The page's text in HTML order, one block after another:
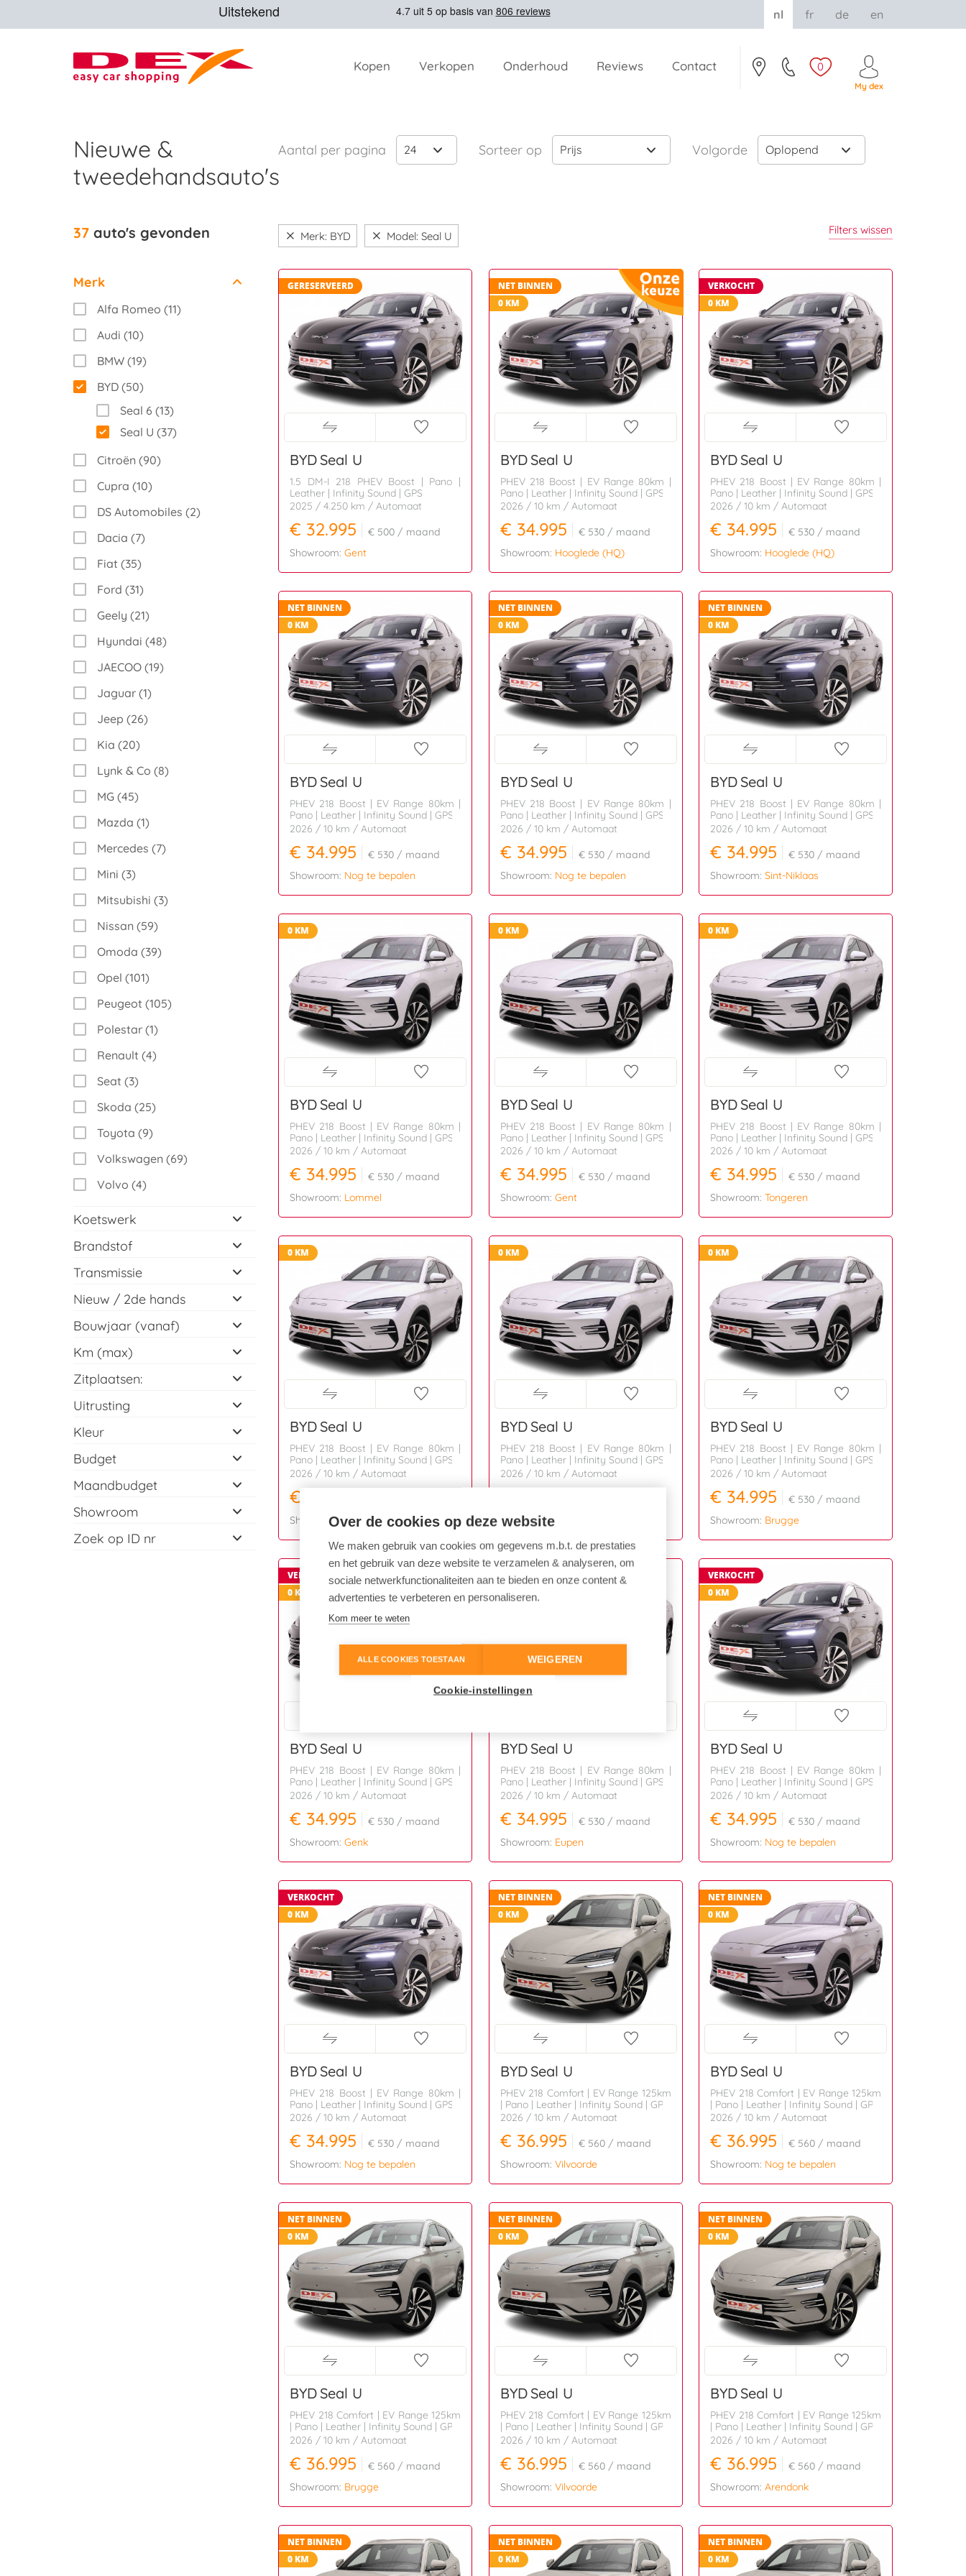
0
My dex
nl fr de en
Kopen Verkopen Onderhoud Reviews Contact
Nieuwe &
tweedehandsauto's
Aantal per pagina 24 Sorteer op Prijs Volgorde Oplopend
37 auto's gevonden
Merk
Alfa Romeo (11)
Audi (10)
BMW (19)
BYD (50)
Seal 6 (13)
Seal U (37)
Citroën (90)
Cupra (10)
DS Automobiles (2)
Dacia (7)
Fiat (35)
Ford (31)
Geely (21)
Hyundai (48)
JAECOO (19)
Jaguar (1)
Jeep (26)
Kia (20)
Lynk & Co (8)
MG (45)
Mazda (1)
Mercedes (7)
Mini (3)
Mitsubishi (3)
Nissan (59)
Omoda (39)
Opel (101)
Peugeot (105)
Polestar (1)
Renault (4)
Seat (3)
Skoda (25)
Toyota (9)
Volkswagen (69)
Volvo (4)
Koetswerk
Brandstof
Transmissie
Nieuw / 2de hands
Bouwjaar (vanaf)
Km (max)
Zitplaatsen:
Uitrusting
Kleur
Budget
Maandbudget
Showroom
Zoek op ID nr
Merk: BYD Model: Seal U Filters wissen
GERESERVEERD
BYDSeal U
1.5 DM-I 218 PHEV Boost | Pano |
Leather | Infinity Sound | GPS
2025 / 4.250 km / Automaat
€ 32.995 € 500 / maand
Showroom: Gent
NET BINNEN
0 KM
BYDSeal U
PHEV 218 Boost | EV Range 80km |
Pano | Leather | Infinity Sound | GPS
2026 / 10 km / Automaat
€ 34.995 € 530/ maand
Showroom: Hooglede (HQ)
VERKOCHT
0 KM
BYDSeal U
PHEV 218 Boost | EV Range 80km |
Pano | Leather | Infinity Sound | GPS
2026 / 10 km / Automaat
€ 34.995 € 530 / maand
Showroom: Hooglede (HQ)
NET BINNEN
0 KM
BYDSeal U
PHEV 218 Boost | EV Range 80km |
Pano | Leather | Infinity Sound | GPS
2026 / 10 km / Automaat
€ 34.995 € 530 / maand
Showroom: Nog te bepalen
NET BINNEN
0 KM
BYDSeal U
PHEV 218 Boost | EV Range 80km |
Pano | Leather | Infinity Sound | GPS
2026 / 10 km / Automaat
€ 34.995 € 530/ maand
Showroom: Nog te bepalen
NET BINNEN
0 KM
BYDSeal U
PHEV 218 Boost | EV Range 80km |
Pano | Leather | Infinity Sound | GPS
2026 / 10 km / Automaat
€ 34.995 € 530 / maand
Showroom: Sint-Niklaas
0 KM
BYDSeal U
PHEV 218 Boost | EV Range 80km |
Pano | Leather | Infinity Sound | GPS
2026 / 10 km / Automaat
€ 34.995 € 530 / maand
Showroom: Lommel
0 KM
BYDSeal U
PHEV 218 Boost | EV Range 80km |
Pano | Leather | Infinity Sound | GPS
2026 / 10 km / Automaat
€ 34.995 € 530/ maand
Showroom: Gent
0 KM
BYDSeal U
PHEV 218 Boost | EV Range 80km |
Pano | Leather | Infinity Sound | GPS
2026 / 10 km / Automaat
€ 34.995 € 530 / maand
Showroom: Tongeren
0 KM
BYDSeal U
PHEV 218 Boost | EV Range 80km |
Pano | Leather | Infinity Sound | GPS
2026 / 10 km / Automaat
€ 34.995
Showroom: Oudenaarde
0 KM
BYDSeal U
PHEV 218 Boost | EV Range 80km |
Pano | Leather | Infinity Sound | GPS
2026 / 10 km / Automaat
Showroom: Ieper
0 KM
BYDSeal U
PHEV 218 Boost | EV Range 80km |
Pano | Leather | Infinity Sound | GPS
2026 / 10 km / Automaat
€ 34.995 € 530 / maand
Showroom: Brugge
VERKOCHT
0 KM
BYDSeal U
PHEV 218 Boost | EV Range 80km |
Pano | Leather | Infinity Sound | GPS
2026 / 10 km / Automaat
€ 34.995 € 530 / maand
Showroom: Genk
0 KM
BYDSeal U
PHEV 218 Boost | EV Range 80km |
Pano | Leather | Infinity Sound | GPS
2026 / 10 km / Automaat
€ 34.995 € 530/ maand
Showroom: Eupen
VERKOCHT
0 KM
BYDSeal U
PHEV 218 Boost | EV Range 80km |
Pano | Leather | Infinity Sound | GPS
2026 / 10 km / Automaat
€ 34.995 € 530 / maand
Showroom: Nog te bepalen
VERKOCHT
0 KM
BYDSeal U
PHEV 218 Boost | EV Range 80km |
Pano | Leather | Infinity Sound | GPS
2026 / 10 km / Automaat
€ 34.995 € 530 / maand
Showroom: Nog te bepalen
NET BINNEN
0 KM
BYDSeal U
PHEV 218 Comfort | EV Range 125km
| Pano | Leather | Infinity Sound | GPS
2026 / 10 km / Automaat
€ 36.995 € 560/ maand
Showroom: Vilvoorde
NET BINNEN
0 KM
BYDSeal U
PHEV 218 Comfort | EV Range 125km
| Pano | Leather | Infinity Sound | GPS
2026 / 10 km / Automaat
€ 36.995 € 560 / maand
Showroom: Nog te bepalen
NET BINNEN
0 KM
BYDSeal U
PHEV 218 Comfort | EV Range 125km
| Pano | Leather | Infinity Sound | GPS
2026 / 10 km / Automaat
€ 36.995 € 560 / maand
Showroom: Brugge
NET BINNEN
0 KM
BYDSeal U
PHEV 218 Comfort | EV Range 125km
| Pano | Leather | Infinity Sound | GPS
2026 / 10 km / Automaat
€ 36.995 € 560/ maand
Showroom: Vilvoorde
NET BINNEN
0 KM
BYDSeal U
PHEV 218 Comfort | EV Range 125km
| Pano | Leather | Infinity Sound | GPS
2026 / 10 km / Automaat
€ 36.995 € 560 / maand
Showroom: Arendonk
NET BINNEN
0 KM
NET BINNEN
0 KM
NET BINNEN
0 KM
Over de cookies op deze website
We maken gebruik van cookies om gegevens m.b.t. de prestaties
en het gebruik van deze website te verzamelen & analyseren, om
sociale netwerkfunctionaliteiten aan te bieden en onze content &
advertenties te verbeteren en personaliseren.
Kom meer te weten
ALLE COOKIES TOESTAAN WEIGEREN
Cookie-instellingen